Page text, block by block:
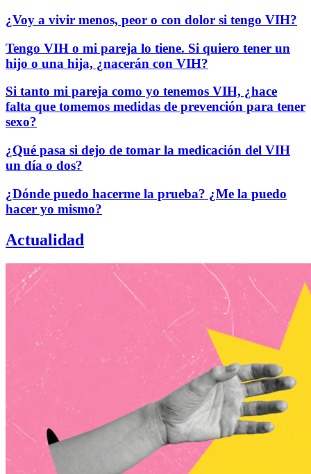
¿Voy a vivir menos, peor o con dolor si tengo VIH?
Tengo VIH o mi pareja lo tiene. Si quiero tener un
hijo o una hija, ¿nacerán con VIH?
Si tanto mi pareja como yo tenemos VIH, ¿hace
falta que tomemos medidas de prevención para tener
sexo?
¿Qué pasa si dejo de tomar la medicación del VIH
un día o dos?
¿Dónde puedo hacerme la prueba? ¿Me la puedo
hacer yo mismo?
Actualidad